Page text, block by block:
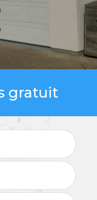
gratuit